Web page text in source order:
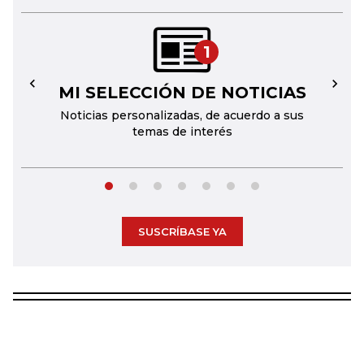
1
MI SELECCIÓN DE NOTICIAS
Noticias personalizadas, de acuerdo a sus
temas de interés
← →
SUSCRÍBASE YA